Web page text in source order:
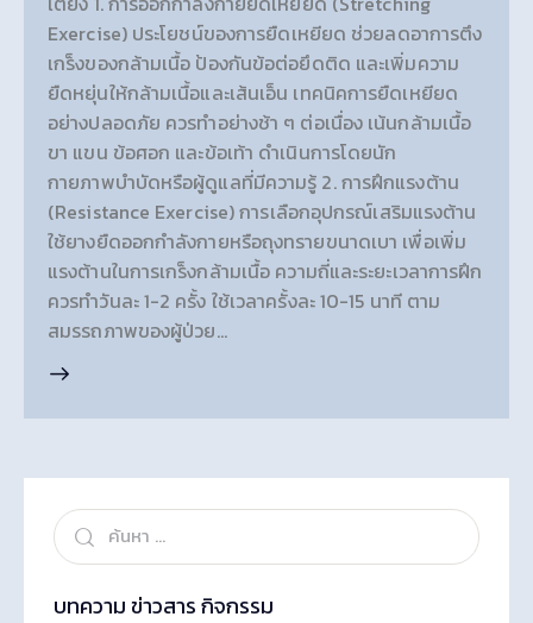
Exercise) ประโยชน์ของการยืดเหยียด ช่วยลดอาการตึง
เกร็งของกล้ามเนื้อ ป้องกันข้อต่อยึดติด และเพิ่มความ
ยืดหยุ่นให้กล้ามเนื้อและเส้นเอ็น เทคนิคการยืดเหยียด
อย่างปลอดภัย ควรทำอย่างช้า ๆ ต่อเนื่อง เน้นกล้ามเนื้อ
ขา แขน ข้อศอก และข้อเท้า ดำเนินการโดยนัก
กายภาพบำบัดหรือผู้ดูแลที่มีความรู้ 2. การฝึกแรงต้าน
(Resistance Exercise) การเลือกอุปกรณ์เสริมแรงต้าน
ใช้ยางยืดออกกำลังกายหรือถุงทรายขนาดเบา เพื่อเพิ่ม
แรงต้านในการเกร็งกล้ามเนื้อ ความถี่และระยะเวลาการฝึก
ควรทำวันละ 1-2 ครั้ง ใช้เวลาครั้งละ 10-15 นาที ตาม
สมรรถภาพของผู้ป่วย…
บทความ ข่าวสาร กิจกรรม